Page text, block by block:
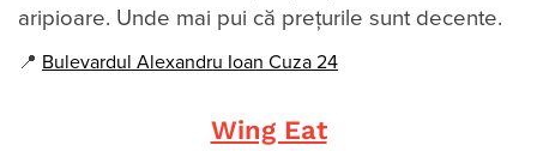
aripioare. Unde mai pui că prețurile sunt decente.
📍 Bulevardul Alexandru Ioan Cuza 24
Wing Eat